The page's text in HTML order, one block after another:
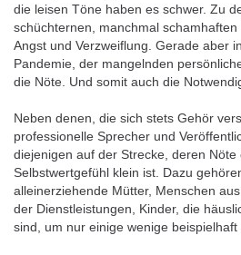
die leisen Töne haben es schwer. Zu
schüchternen, manchmal schamhaften
Angst und Verzweiflung. Gerade aber
Pandemie, der mangelnden
die Nöte. Und somit auch die
Neben denen, die sich stets Gehör
professionelle Sprecher und
diejenigen auf der Strecke, deren
Selbstwertgefühl klein ist. Dazu
alleinerziehende Mütter, Menschen
der Dienstleistungen, Kinder, die
sind, um nur einige wenige beispielhaft